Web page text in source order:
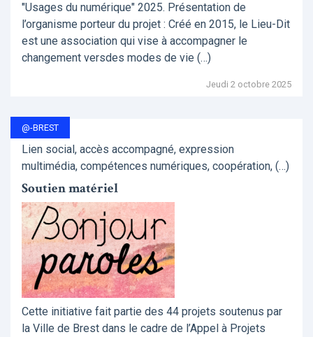
"Usages du numérique" 2025. Présentation de
l’organisme porteur du projet : Créé en 2015, le Lieu-Dit
est une association qui vise à accompagner le
changement versdes modes de vie (…)
Jeudi 2 octobre 2025
@-BREST
Lien social, accès accompagné, expression
multimédia, compétences numériques, coopération, (…)
Soutien matériel
Cette initiative fait partie des 44 projets soutenus par
la Ville de Brest dans le cadre de l’Appel à Projets